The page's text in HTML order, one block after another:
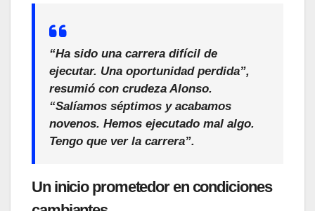
“Ha sido una carrera difícil de
ejecutar. Una oportunidad perdida”,
resumió con crudeza Alonso.
“Salíamos séptimos y acabamos
novenos. Hemos ejecutado mal algo.
Tengo que ver la carrera”.
Un inicio prometedor en condiciones